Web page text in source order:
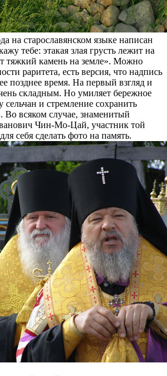
на старославянском языке написан
тебе: этакая злая грусть лежит на
тяжкий камень на земле». Можно
раритета, есть версия, что надпись
позднее время. На первый взгляд и
складным. Но умиляет бережное
и стремление сохранить
Во всяком случае, знаменитый
Чин-Мо-Цай, участник той
себя сделать фото на память.